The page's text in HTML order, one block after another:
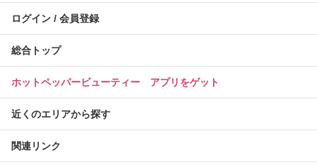
ログイン / 会員登録
総合トップ
ホットペッパービューティー アプリをゲット
近くのエリアから探す
関連リンク